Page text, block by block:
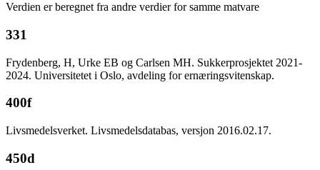
Verdien er beregnet fra andre verdier for samme matvare
331
Frydenberg, H, Urke EB og Carlsen MH. Sukkerprosjektet 2021-
2024. Universitetet i Oslo, avdeling for ernæringsvitenskap.
400f
Livsmedelsverket. Livsmedelsdatabas, versjon 2016.02.17.
450d